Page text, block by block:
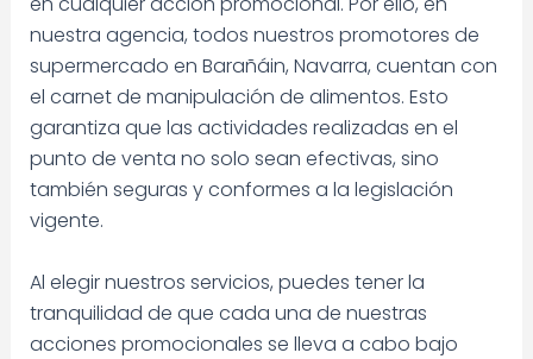
nuestra agencia, todos nuestros promotores de
supermercado en Barañáin, Navarra, cuentan con
el carnet de manipulación de alimentos. Esto
garantiza que las actividades realizadas en el
punto de venta no solo sean efectivas, sino
también seguras y conformes a la legislación
vigente.
Al elegir nuestros servicios, puedes tener la
tranquilidad de que cada una de nuestras
acciones promocionales se lleva a cabo bajo